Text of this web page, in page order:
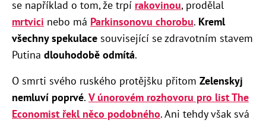
se například o tom, že trpí rakovinou, prodělal
mrtvici nebo má Parkinsonovu chorobu. Kreml
všechny spekulace související se zdravotním stavem
Putina dlouhodobě odmítá.
O smrti svého ruského protějšku přitom Zelenskyj
nemluví poprvé. V únorovém rozhovoru pro list The
Economist řekl něco podobného. Ani tehdy však svá